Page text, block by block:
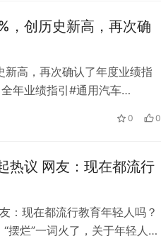
，创历史新高，再次确
高，再次确认了年度业绩指
年业绩指引#通用汽车
周二公布了第三季度业绩。
亿美元，比去年同期的
0 0
热议 网友：现在都流行
：现在都流行教育年轻人吗？
烂”一词火了，关于年轻人摆